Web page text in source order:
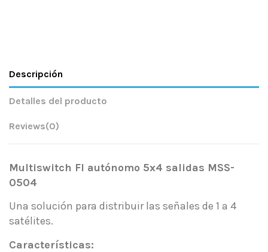
Descripción
Detalles del producto
Reviews(0)
Multiswitch FI autónomo 5x4 salidas MSS-
0504
Una solución para distribuir las señales de 1 a 4
satélites.
Características: